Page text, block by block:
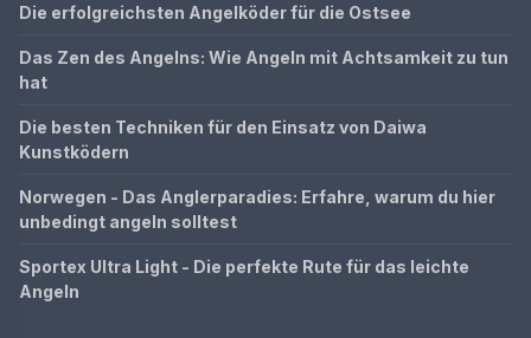
Die erfolgreichsten Angelköder für die Ostsee
Das Zen des Angelns: Wie Angeln mit Achtsamkeit zu tun
hat
Die besten Techniken für den Einsatz von Daiwa
Kunstködern
Norwegen - Das Anglerparadies: Erfahre, warum du hier
unbedingt angeln solltest
Sportex Ultra Light - Die perfekte Rute für das leichte
Angeln